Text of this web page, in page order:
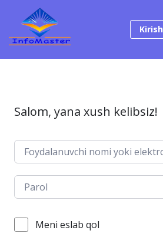
Tarkibga o‘tish
Kirish
Salom, yana xush kelibsiz!
Meni eslab qol